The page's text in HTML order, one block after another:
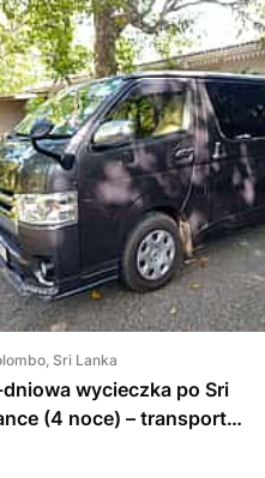
Sri Lanka
wycieczka po Sri
(4 noce) – transport